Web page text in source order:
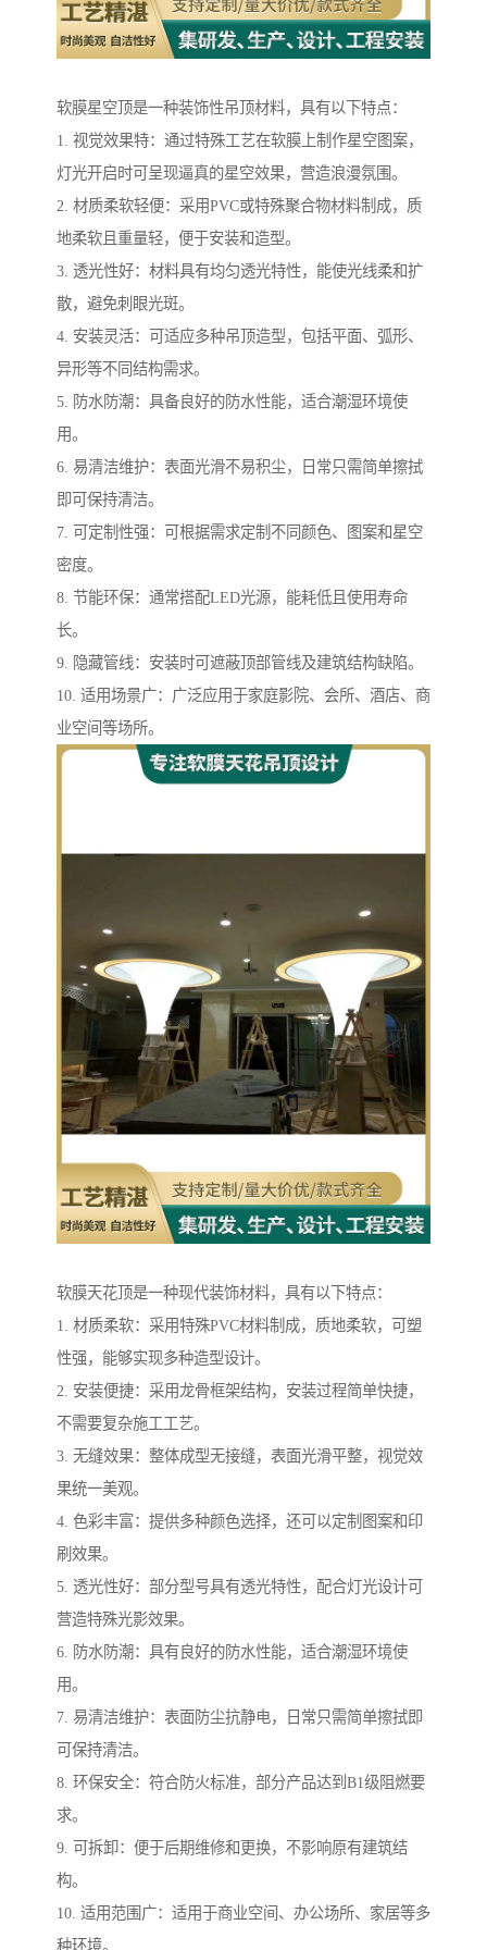
软膜星空顶是一种装饰性吊顶材料，具有以下特点：
1. 视觉效果特：通过特殊工艺在软膜上制作星空图案，
灯光开启时可呈现逼真的星空效果，营造浪漫氛围。
2. 材质柔软轻便：采用PVC或特殊聚合物材料制成，质
地柔软且重量轻，便于安装和造型。
3. 透光性好：材料具有均匀透光特性，能使光线柔和扩
散，避免刺眼光斑。
4. 安装灵活：可适应多种吊顶造型，包括平面、弧形、
异形等不同结构需求。
5. 防水防潮：具备良好的防水性能，适合潮湿环境使
用。
6. 易清洁维护：表面光滑不易积尘，日常只需简单擦拭
即可保持清洁。
7. 可定制性强：可根据需求定制不同颜色、图案和星空
密度。
8. 节能环保：通常搭配LED光源，能耗低且使用寿命
长。
9. 隐藏管线：安装时可遮蔽顶部管线及建筑结构缺陷。
10. 适用场景广：广泛应用于家庭影院、会所、酒店、商
业空间等场所。
软膜天花顶是一种现代装饰材料，具有以下特点：
1. 材质柔软：采用特殊PVC材料制成，质地柔软，可塑
性强，能够实现多种造型设计。
2. 安装便捷：采用龙骨框架结构，安装过程简单快捷，
不需要复杂施工工艺。
3. 无缝效果：整体成型无接缝，表面光滑平整，视觉效
果统一美观。
4. 色彩丰富：提供多种颜色选择，还可以定制图案和印
刷效果。
5. 透光性好：部分型号具有透光特性，配合灯光设计可
营造特殊光影效果。
6. 防水防潮：具有良好的防水性能，适合潮湿环境使
用。
7. 易清洁维护：表面防尘抗静电，日常只需简单擦拭即
可保持清洁。
8. 环保安全：符合防火标准，部分产品达到B1级阻燃要
求。
9. 可拆卸：便于后期维修和更换，不影响原有建筑结
构。
10. 适用范围广：适用于商业空间、办公场所、家居等多
种环境。